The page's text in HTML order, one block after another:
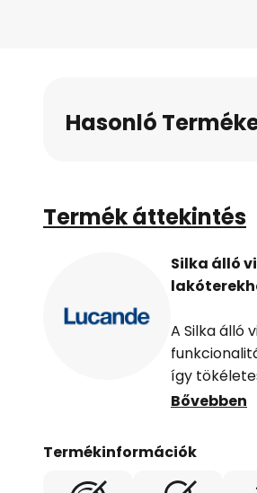
Hasonló
Termék áttekintés
Silka álló
A Silka álló
így
pontos
Bővebben
Termékinformációk